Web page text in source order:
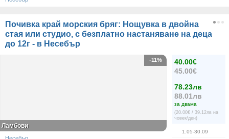
Почивка край морския бряг: Нощувка в двойна
стая или студио, с безплатно настаняване на деца
до 12г - в Несебър
40.00€
45.00€
78.23лв
88.01лв
за двама
(20.00€ / 39.12лв на
човек/ден)
1.05-30.09
-11%
Ламбови